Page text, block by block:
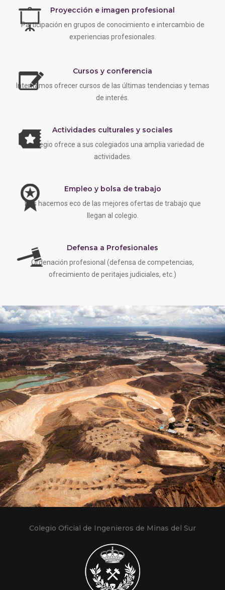
Proyección e imagen profesional
Participación en grupos de conocimiento e intercambio de
experiencias profesionales.
Cursos y conferencia
Intentamos ofrecer cursos de las últimas tendencias y temas
de interés.
Actividades culturales y sociales
EL colegio ofrece a sus colegiados una amplia variedad de
actividades.
Empleo y bolsa de trabajo
Nos hacemos eco de las mejores ofertas de trabajo que
llegan al colegio.
Defensa a Profesionales
Ordenación profesional (defensa de competencias,
ofrecimiento de peritajes judiciales, etc.)
Colegio Oficial de Ingenieros de Minas del Sur